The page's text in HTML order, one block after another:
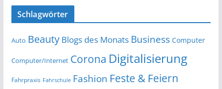
Schlagwörter
Auto Beauty Blogs des Monats Business Computer
Computer/Internet Corona Digitalisierung
Fahrpraxis Fahrschule Fashion Feste & Feiern